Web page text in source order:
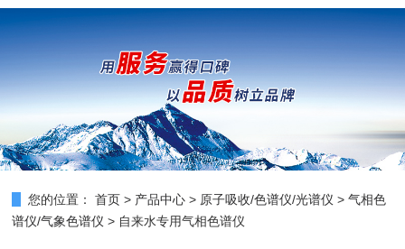
您的位置： 首页 > 产品中心 > 原子吸收/色谱仪/光谱仪 >气相色
谱仪/气象色谱仪 > 自来水专用气相色谱仪